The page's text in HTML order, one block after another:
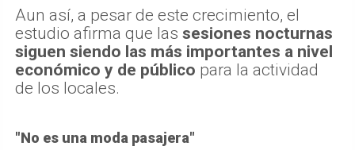
Aun así, a pesar de este crecimiento, el
estudio afirma que las sesiones nocturnas
siguen siendo las más importantes a nivel
económico y de público para la actividad
de los locales.
"No es una moda pasajera"